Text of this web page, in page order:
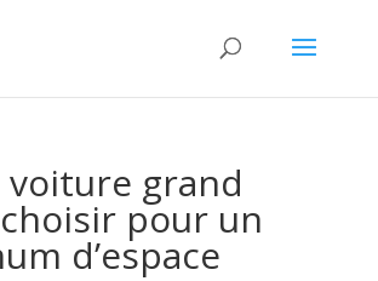
voiture grand
pour un
d’espace